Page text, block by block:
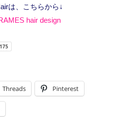
は、こちらから↓
hair design
Threads Pinterest